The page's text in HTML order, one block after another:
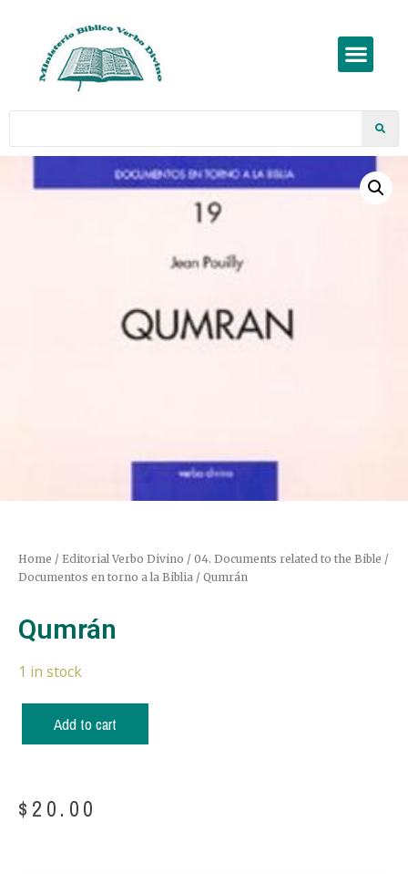
Home / Editorial Verbo Divino / 04. Documents related to the Bible /
Documentos en torno a la Biblia / Qumrán
Qumrán
1 in stock
Add to cart
$ 20.00